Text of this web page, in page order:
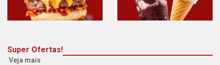
Super Ofertas!
Veja mais